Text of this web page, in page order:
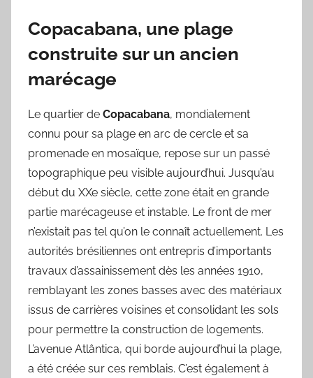
Copacabana, une plage
construite sur un ancien
marécage
Le quartier de Copacabana, mondialement
connu pour sa plage en arc de cercle et sa
promenade en mosaïque, repose sur un passé
topographique peu visible aujourd’hui. Jusqu’au
début du XXe siècle, cette zone était en grande
partie marécageuse et instable. Le front de mer
n’existait pas tel qu’on le connaît actuellement. Les
autorités brésiliennes ont entrepris d’importants
travaux d’assainissement dès les années 1910,
remblayant les zones basses avec des matériaux
issus de carrières voisines et consolidant les sols
pour permettre la construction de logements.
L’avenue Atlântica, qui borde aujourd’hui la plage,
a été créée sur ces remblais. C’est également à